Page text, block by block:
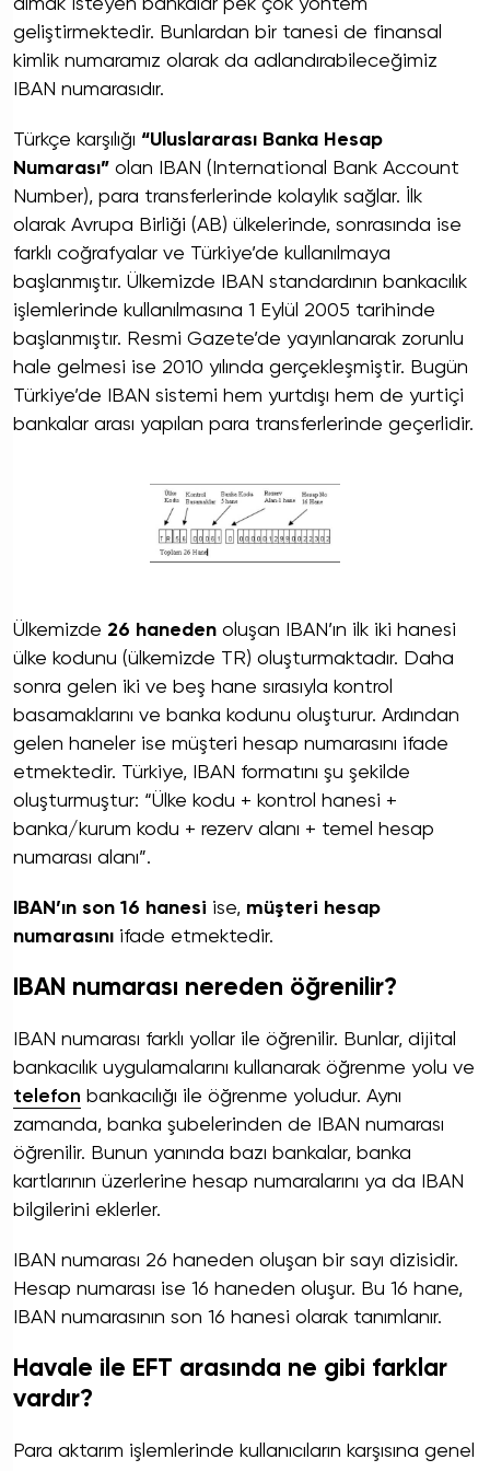
geliştirmektedir. Bunlardan bir tanesi de finansal
kimlik numaramız olarak da adlandırabileceğimiz
IBAN numarasıdır.
Türkçe karşılığı “Uluslararası Banka Hesap
Numarası” olan IBAN (International Bank Account
Number), para transferlerinde kolaylık sağlar. İlk
olarak Avrupa Birliği (AB) ülkelerinde, sonrasında ise
farklı coğrafyalar ve Türkiye’de kullanılmaya
başlanmıştır. Ülkemizde IBAN standardının bankacılık
işlemlerinde kullanılmasına 1 Eylül 2005 tarihinde
başlanmıştır. Resmi Gazete’de yayınlanarak zorunlu
hale gelmesi ise 2010 yılında gerçekleşmiştir. Bugün
Türkiye’de IBAN sistemi hem yurtdışı hem de yurtiçi
bankalar arası yapılan para transferlerinde geçerlidir.
Ülkemizde 26 haneden oluşan IBAN’ın ilk iki hanesi
ülke kodunu (ülkemizde TR) oluşturmaktadır. Daha
sonra gelen iki ve beş hane sırasıyla kontrol
basamaklarını ve banka kodunu oluşturur. Ardından
gelen haneler ise müşteri hesap numarasını ifade
etmektedir. Türkiye, IBAN formatını şu şekilde
oluşturmuştur: “Ülke kodu + kontrol hanesi +
banka/kurum kodu + rezerv alanı + temel hesap
numarası alanı”.
IBAN’ın son 16 hanesi ise, müşteri hesap
numarasını ifade etmektedir.
IBAN numarası nereden öğrenilir?
IBAN numarası farklı yollar ile öğrenilir. Bunlar, dijital
bankacılık uygulamalarını kullanarak öğrenme yolu ve
telefon bankacılığı ile öğrenme yoludur. Aynı
zamanda, banka şubelerinden de IBAN numarası
öğrenilir. Bunun yanında bazı bankalar, banka
kartlarının üzerlerine hesap numaralarını ya da IBAN
bilgilerini eklerler.
IBAN numarası 26 haneden oluşan bir sayı dizisidir.
Hesap numarası ise 16 haneden oluşur. Bu 16 hane,
IBAN numarasının son 16 hanesi olarak tanımlanır.
Havale ile EFT arasında ne gibi farklar
vardır?
Para aktarım işlemlerinde kullanıcıların karşısına genel